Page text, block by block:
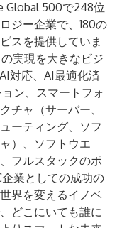
Global 500で248位
ジー企業で、180の
スを提供していま
実現を大きなビジ
対応、AI最適化済
ン、スマートフォ
チャ（サーバー、
ーティング、ソフ
）、ソフトウエ
フルスタックのポ
業としての成功の
界を変えるイノベ
どこにいても誰に